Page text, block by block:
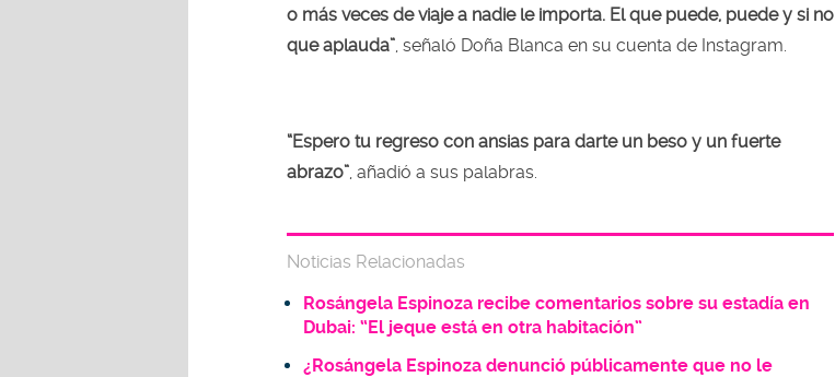
o más veces de viaje a nadie le importa. El que puede, puede y si no
que aplauda” , señaló Doña Blanca en su cuenta de Instagram.
“Espero tu regreso con ansias para darte un beso y un fuerte
abrazo” , añadió a sus palabras.
Noticias Relacionadas
Rosángela Espinoza recibe comentarios sobre su estadía en
Dubai: “El jeque está en otra habitación”
¿Rosángela Espinoza denunció públicamente que no le